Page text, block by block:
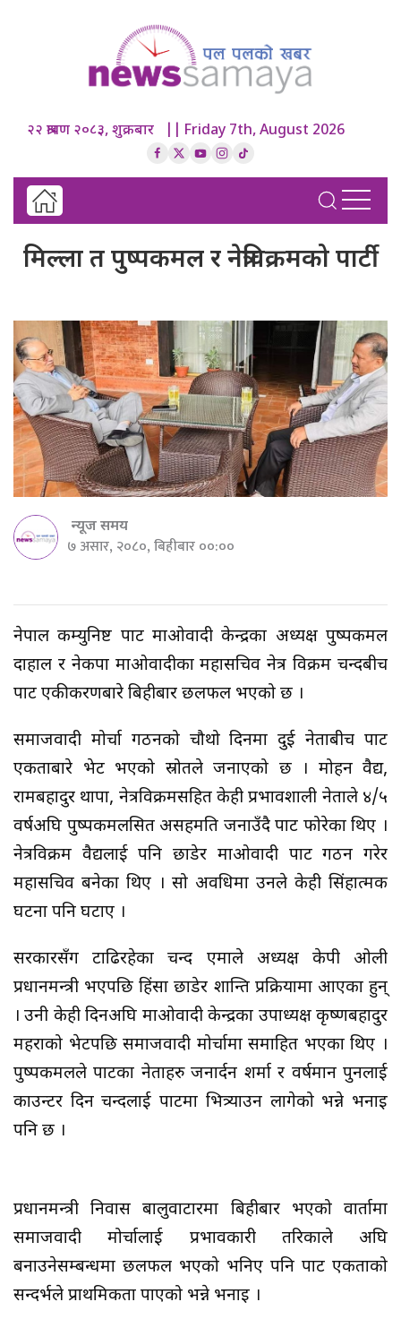
२२ श्रावण २०८३, शुक्रबार || Friday 7th, August 2026
मिल्ला त पुष्पकमल र नेत्रविक्रमको पार्टी
न्यूज समय
७ असार, २०८०, बिहीबार ००:००
नेपाल कम्युनिष्ट पार्टी माओवादी केन्द्रका अध्यक्ष पुष्पकमल
दाहाल र नेकपा माओवादीका महासचिव नेत्र विक्रम चन्दबीच
पार्टी एकीकरणबारे बिहीबार छलफल भएको छ ।
समाजवादी मोर्चा गठनको चौथो दिनमा दुई नेताबीच पार्टी
एकताबारे भेट भएको स्रोतले जनाएको छ । मोहन वैद्य,
रामबहादुर थापा, नेत्रविक्रमसहित केही प्रभावशाली नेताले ४/५
वर्षअघि पुष्पकमलसित असहमति जनाउँदै पार्टी फोरेका थिए ।
नेत्रविक्रम वैद्यलाई पनि छाडेर माओवादी पार्टी गठन गरेर
महासचिव बनेका थिए । सो अवधिमा उनले केही सिंहात्मक
घटना पनि घटाए ।
सरकारसँग टाढिरहेका चन्द एमाले अध्यक्ष केपी ओली
प्रधानमन्त्री भएपछि हिंसा छाडेर शान्ति प्रक्रियामा आएका हुन्
। उनी केही दिनअघि माओवादी केन्द्रका उपाध्यक्ष कृष्णबहादुर
महराको भेटपछि समाजवादी मोर्चामा समाहित भएका थिए ।
पुष्पकमलले पार्टीका नेताहरु जनार्दन शर्मा र वर्षमान पुनलाई
काउन्टर दिन चन्दलाई पार्टीमा भित्र्याउन लागेको भन्ने भनाइ
पनि छ ।
प्रधानमन्त्री निवास बालुवाटारमा बिहीबार भएको वार्तामा
समाजवादी मोर्चालाई प्रभावकारी तरिकाले अघि
बनाउनेसम्बन्धमा छलफल भएको भनिए पनि पार्टी एकताको
सन्दर्भले प्राथमिकता पाएको भन्ने भनाइ ।